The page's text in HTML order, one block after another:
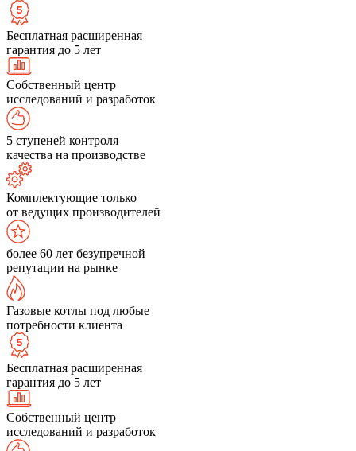
Бесплатная расширенная
гарантия до 5 лет
Собственный центр
исследований и разработок
5 ступеней контроля
качества на производстве
Комплектующие только
от ведущих производителей
более 60 лет безупречной
репутации на рынке
Газовые котлы под любые
потребности клиента
Бесплатная расширенная
гарантия до 5 лет
Собственный центр
исследований и разработок